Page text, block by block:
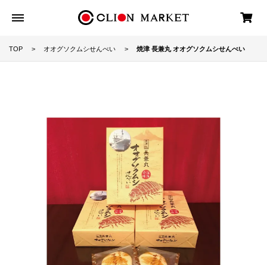
TOP オオグソクムシせんべい 焼津 長兼丸 オオグソクムシせんべい